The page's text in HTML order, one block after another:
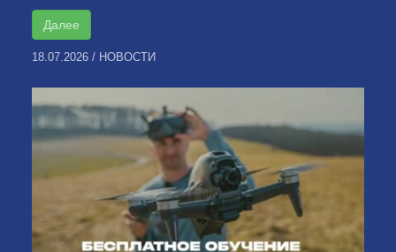
Далее
18.07.2026 / НОВОСТИ